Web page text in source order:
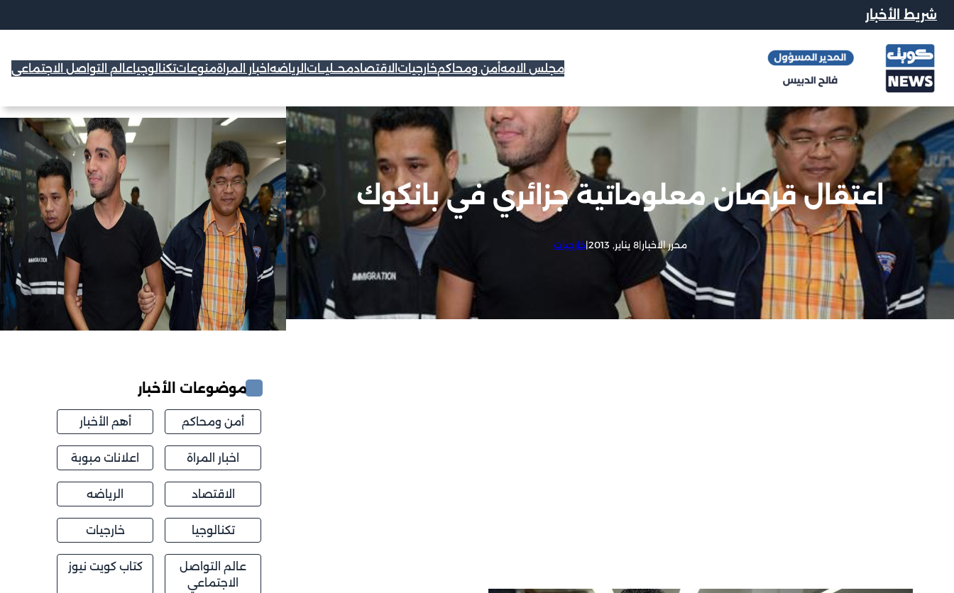
شريط الأخبار
مجلس الامهأمن ومحاكمخارجيات الاقتصادمحــليــات الرياضه اخبار المراةمنوعاتتكنالوجياعالم التواصل الاجتماعي
اعتقال قرصان معلوماتية جزائري في بانكوك
محرر الاخبار|8 يناير, 2013 |خارجيات
موضوعات الأخبار
أمن ومحاكم أهم الأخبار
اخبار المراة اعلانات مبوبة
الاقتصاد الرياضه
تكنالوجيا خارجيات
عالم التواصل
الاجتماعي
كتاب كويت نيوز